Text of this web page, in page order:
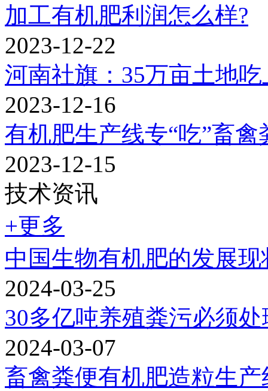
加工有机肥利润怎么样?
2023-12-22
河南社旗：35万亩土地
2023-12-16
有机肥生产线专“吃”畜禽
2023-12-15
技术资讯
+更多
中国生物有机肥的发展
2024-03-25
30多亿吨养殖粪污必须
2024-03-07
畜禽粪便有机肥造粒生